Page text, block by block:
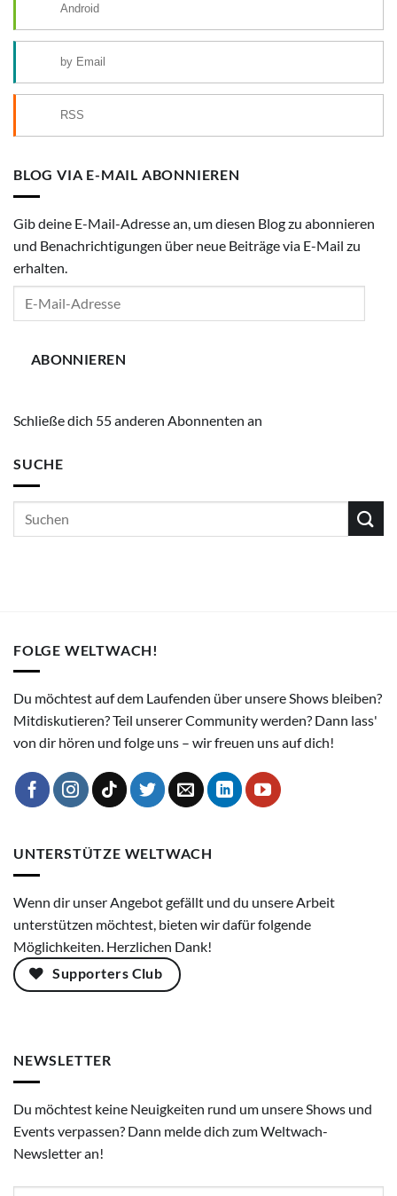
Android
by Email
RSS
BLOG VIA E-MAIL ABONNIEREN
Gib deine E-Mail-Adresse an, um diesen Blog zu abonnieren
und Benachrichtigungen über neue Beiträge via E-Mail zu
erhalten.
ABONNIEREN
Schließe dich 55 anderen Abonnenten an
SUCHE
FOLGE WELTWACH!
Du möchtest auf dem Laufenden über unsere Shows bleiben?
Mitdiskutieren? Teil unserer Community werden? Dann lass'
von dir hören und folge uns – wir freuen uns auf dich!
UNTERSTÜTZE WELTWACH
Wenn dir unser Angebot gefällt und du unsere Arbeit
unterstützen möchtest, bieten wir dafür folgende
Möglichkeiten. Herzlichen Dank!
Supporters Club
NEWSLETTER
Du möchtest keine Neuigkeiten rund um unsere Shows und
Events verpassen? Dann melde dich zum Weltwach-
Newsletter an!